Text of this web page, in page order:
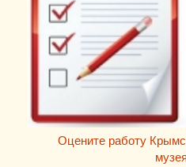
Оцените работу